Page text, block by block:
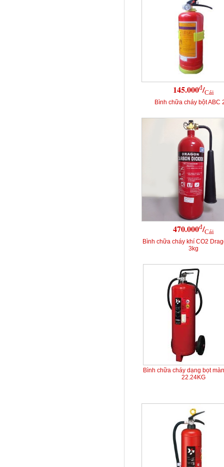
145.000đ/Cái
Bình chữa cháy bột ABC
470.000đ/Cái
Bình chữa cháy khí CO2
3kg
Bình chữa cháy dạng bọt
22.24KG